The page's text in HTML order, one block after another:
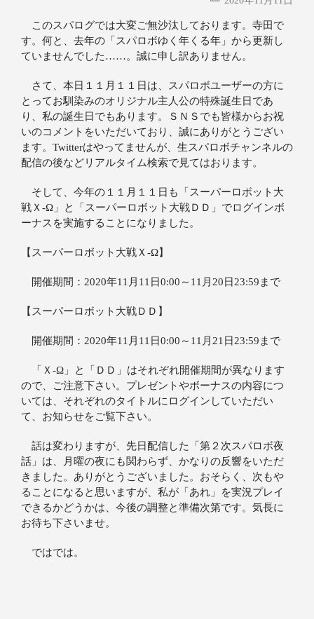
このスパログでは大変ご無沙汰しております。寺田で
す。何と、去年の「スパロボゆく年くる年」から更新し
ていませんでした……。誠に申し訳ありません。
さて、本日１１月１１日は、スパロボユーザーの方に
とってお馴染みのオリジナル主人公の特殊誕生日であ
り、私の誕生日でもあります。ＳＮＳでも皆様からお祝
いのコメントをいただいており、誠にありがとうござい
ます。Twitterはやってませんが、生スパロボチャンネルの
配信の後などリアルタイム検索で見てはおります。
そして、今年の１１月１１日も「スーパーロボット大
戦Ｘ‐Ω」と「スーパーロボット大戦ＤＤ」でログインボ
ーナスを実施することになりました。
【スーパーロボット大戦Ｘ‐Ω】
開催期間：2020年11月11日0:00～11月20日23:59まで
【スーパーロボット大戦ＤＤ】
開催期間：2020年11月11日0:00～11月21日23:59まで
「Ｘ‐Ω」と「ＤＤ」はそれぞれ開催期間が異なります
ので、ご注意下さい。プレゼントやボーナスの内容につ
いては、それぞれのタイトルにログインしていただい
て、お知らせをご覧下さい。
話は変わりますが、先日配信した「第２次スパロボ夜
話」は、月曜の夜にも関わらず、かなりの反響をいただ
きました。ありがとうございました。おそらく、次もや
ることになると思いますが、私が「あれ」を実況プレイ
できるかどうかは、今後の調整と準備次第です。気長に
お待ち下さいませ。
ではでは。